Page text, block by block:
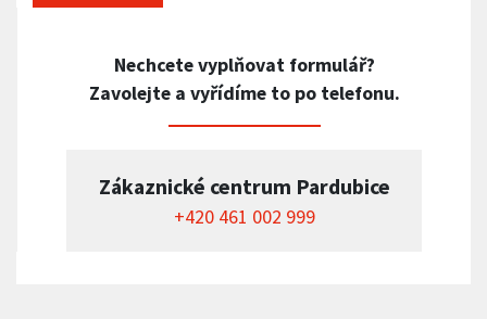
Nechcete vyplňovat formulář?
Zavolejte a vyřídíme to po telefonu.
Zákaznické centrum Pardubice
+420 461 002 999